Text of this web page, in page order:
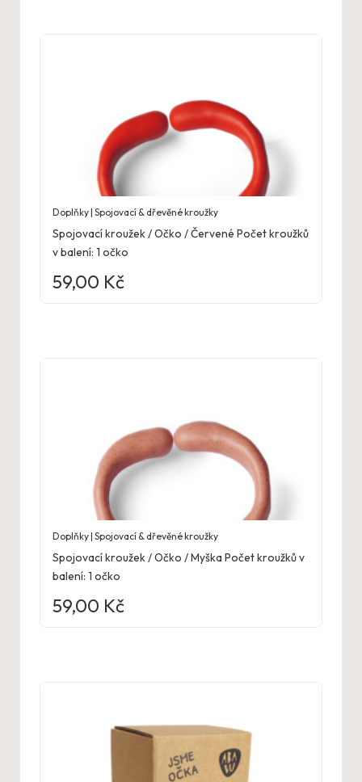
Doplňky | Spojovací & dřevěné kroužky
Spojovací kroužek / Očko / Červené Počet kroužků
v balení: 1 očko
59,00 Kč
Doplňky | Spojovací & dřevěné kroužky
Spojovací kroužek / Očko / Myška Počet kroužků v
balení: 1 očko
59,00 Kč